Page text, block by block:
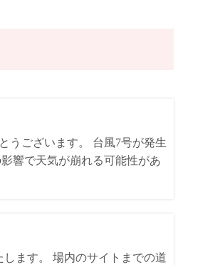
うございます。 台風7号が発生
響で天気が崩れる可能性があ
ます。 場内のサイトまでの道